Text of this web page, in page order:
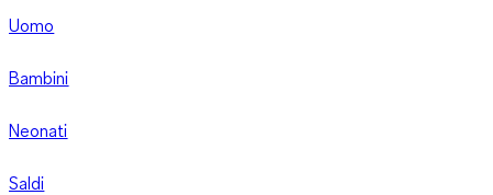
Uomo
Bambini
Neonati
Saldi